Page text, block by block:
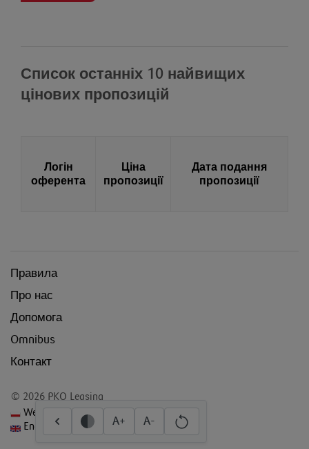
Список останніх 10 найвищих
цінових пропозицій
Логін
оферента
Ціна
пропозиції
Дата подання
пропозиції
Правила
Про нас
Допомога
Omnibus
Контакт
© 2026 PKO Leasing
Wersja polska
English Version
A+ A-